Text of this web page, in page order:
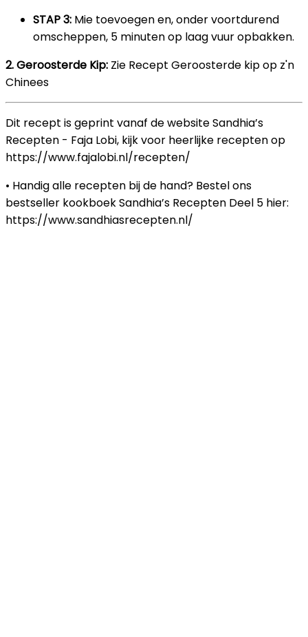
STAP 3: Mie toevoegen en, onder voortdurend
omscheppen, 5 minuten op laag vuur opbakken.
2. Geroosterde Kip: Zie Recept Geroosterde kip op z'n
Chinees
Dit recept is geprint vanaf de website Sandhia’s
Recepten - Faja Lobi, kijk voor heerlijke recepten op
https://www.fajalobi.nl/recepten/
• Handig alle recepten bij de hand? Bestel ons
bestseller kookboek Sandhia’s Recepten Deel 5 hier:
https://www.sandhiasrecepten.nl/